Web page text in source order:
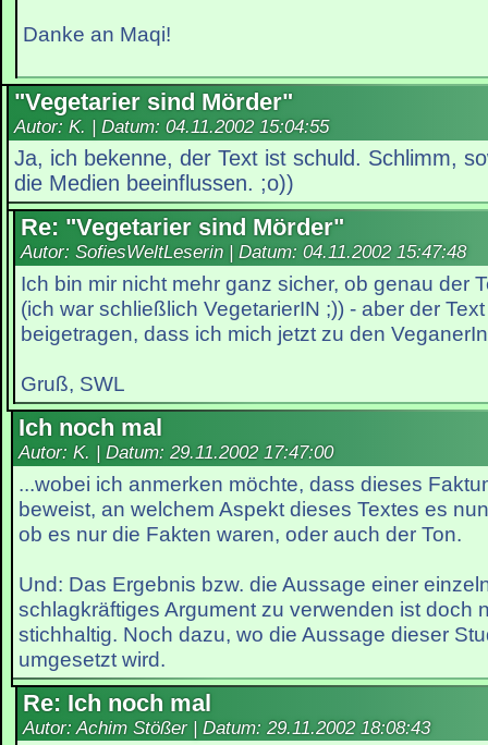
Danke an Maqi!
"Vegetarier sind Mörder"
Autor: K. | Datum: 04.11.2002 15:04:55
Ja, ich bekenne, der Text ist schuld. Schlimm,
die Medien beeinflussen. ;o))
Re: "Vegetarier sind Mörder"
Autor: SofiesWeltLeserin | Datum: 04.11.2002 15:47:48
Ich bin mir nicht mehr ganz sicher, ob genau der
(ich war schließlich VegetarierIN ;)) - aber der
beigetragen, dass ich mich jetzt zu den
Gruß, SWL
Ich noch mal
Autor: K. | Datum: 29.11.2002 17:47:00
...wobei ich anmerken möchte, dass dieses
beweist, an welchem Aspekt dieses Textes es
ob es nur die Fakten waren, oder auch der Ton.
Und: Das Ergebnis bzw. die Aussage einer
schlagkräftiges Argument zu verwenden ist doch
stichhaltig. Noch dazu, wo die Aussage dieser
umgesetzt wird.
Re: Ich noch mal
Autor: Achim Stößer | Datum: 29.11.2002 18:08:43